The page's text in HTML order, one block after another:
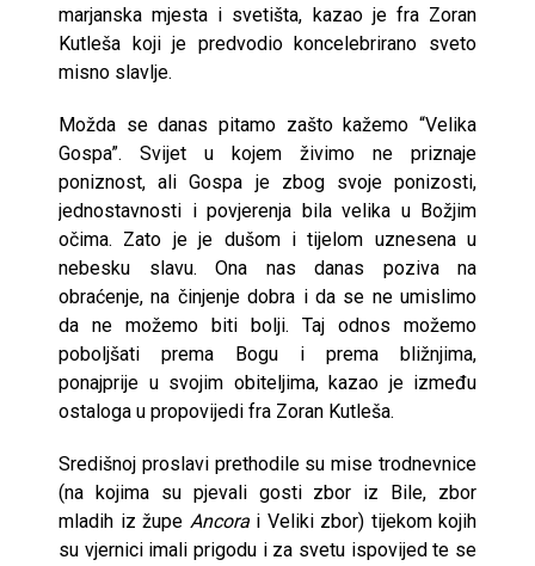
marjanska mjesta i svetišta, kazao je fra Zoran
Kutleša koji je predvodio koncelebrirano sveto
misno slavlje.
Možda se danas pitamo zašto kažemo “Velika
Gospa”. Svijet u kojem živimo ne priznaje
poniznost, ali Gospa je zbog svoje ponizosti,
jednostavnosti i povjerenja bila velika u Božjim
očima. Zato je je dušom i tijelom uznesena u
nebesku slavu. Ona nas danas poziva na
obraćenje, na činjenje dobra i da se ne umislimo
da ne možemo biti bolji. Taj odnos možemo
poboljšati prema Bogu i prema bližnjima,
ponajprije u svojim obiteljima, kazao je između
ostaloga u propovijedi fra Zoran Kutleša.
Središnoj proslavi prethodile su mise trodnevnice
(na kojima su pjevali gosti zbor iz Bile, zbor
mladih iz župe Ancorai Veliki zbor) tijekom kojih
su vjernici imali prigodu i za svetu ispovijed te se